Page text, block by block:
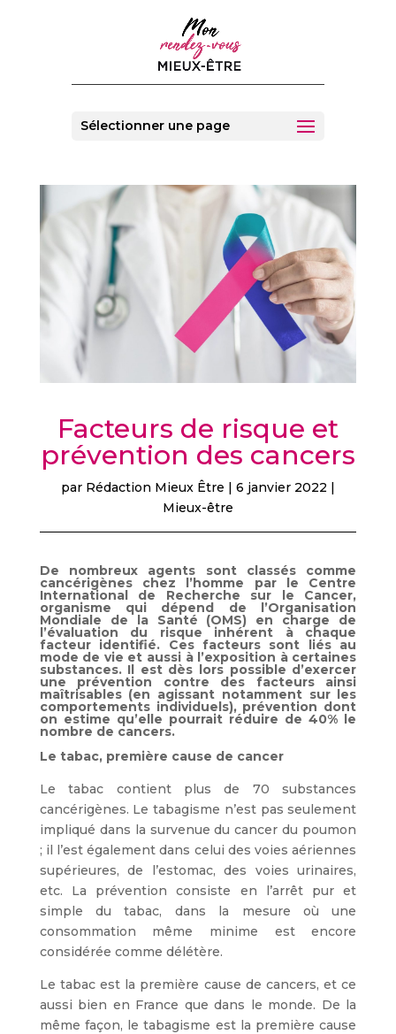
Sélectionner une page
Facteurs de risque et
prévention des cancers
par Rédaction Mieux Être | 6 janvier 2022 |
Mieux-être
De nombreux agents sont classés comme
cancérigènes chez l’homme par le Centre
International de Recherche sur le Cancer,
organisme qui dépend de l’Organisation
Mondiale de la Santé (OMS) en charge de
l’évaluation du risque inhérent à chaque
facteur identifié. Ces facteurs sont liés au
mode de vie et aussi à l’exposition à certaines
substances. Il est dès lors possible d’exercer
une prévention contre des facteurs ainsi
maîtrisables (en agissant notamment sur les
comportements individuels), prévention dont
on estime qu’elle pourrait réduire de 40% le
nombre de cancers.
Le tabac, première cause de cancer
Le tabac contient plus de 70 substances
cancérigènes. Le tabagisme n’est pas seulement
impliqué dans la survenue du cancer du poumon
; il l’est également dans celui des voies aériennes
supérieures, de l’estomac, des voies urinaires,
etc. La prévention consiste en l’arrêt pur et
simple du tabac, dans la mesure où une
consommation même minime est encore
considérée comme délétère.
Le tabac est la première cause de cancers, et ce
aussi bien en France que dans le monde. De la
même façon, le tabagisme est la première cause